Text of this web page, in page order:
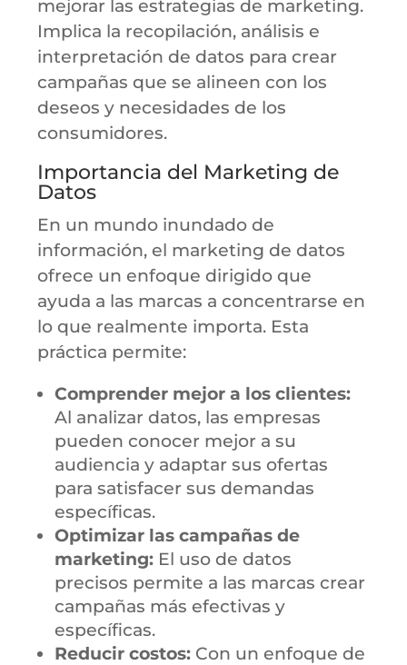
mejorar las estrategias de marketing.
Implica la recopilación, análisis e
interpretación de datos para crear
campañas que se alineen con los
deseos y necesidades de los
consumidores.
Importancia del Marketing de
Datos
En un mundo inundado de
información, el marketing de datos
ofrece un enfoque dirigido que
ayuda a las marcas a concentrarse en
lo que realmente importa. Esta
práctica permite:
Comprender mejor a los clientes:
Al analizar datos, las empresas
pueden conocer mejor a su
audiencia y adaptar sus ofertas
para satisfacer sus demandas
específicas.
Optimizar las campañas de
marketing: El uso de datos
precisos permite a las marcas crear
campañas más efectivas y
específicas.
Reducir costos: Con un enfoque de